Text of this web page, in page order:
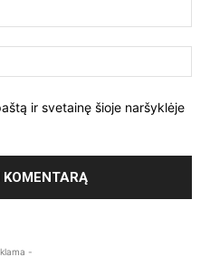
ir svetainę šioje naršyklėje
-